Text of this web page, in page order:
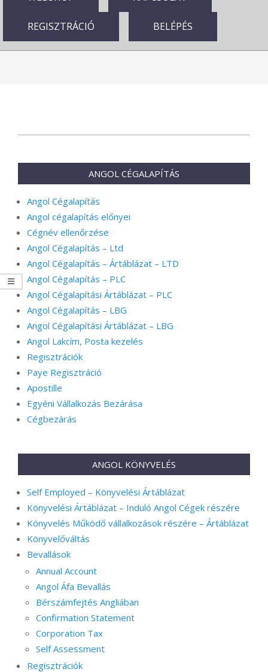
REGISZTRÁCIÓ BELÉPÉS
ANGOL CÉGALAPÍTÁS
Angol Cégalapítás
Angol cégalapítás előnyei
Cégnév ellenőrzése
Angol Cégalapítás – Ltd
Angol Cégalapítás – Ártáblázat – LTD
Angol Cégalapítás – PLC
Angol Cégalapítási Ártáblázat – PLC
Angol Cégalapítás – LBG
Angol Cégalapítási Ártáblázat – LBG
Angol Lakcím, Posta kezelés
Regisztrációk
Paye Regisztráció
Apostille
Egyéni Vállalkozás Bezárása
Cégbezárás
ANGOL KÖNYVELÉS
Self Employed – Könyvelési Ártáblázat
Könyvelési Ártáblázat – Induló Angol Cégek részére
Könyvelés Működő vállalkozások részére – Ártáblázat
Könyvelőváltás
Bevallások
Annual Account
Angol Áfa Bevallás
Bérszámfejtés Angliában
Confirmation Statement
Corporation Tax
Self Assessment
Regisztrációk